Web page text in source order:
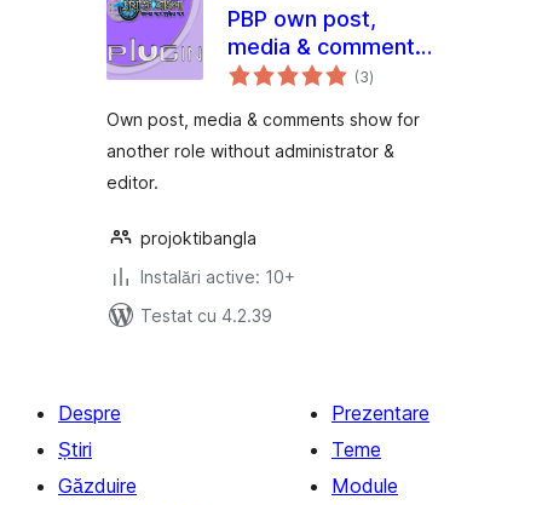
PBP own post,
media & comments
for Author
(3total
aprecieri
)
Own post, media & comments show for
another role without administrator &
editor.
projoktibangla
Instalări active: 10+
Testat cu 4.2.39
Despre
Știri
Găzduire
Prezentare
Teme
Module